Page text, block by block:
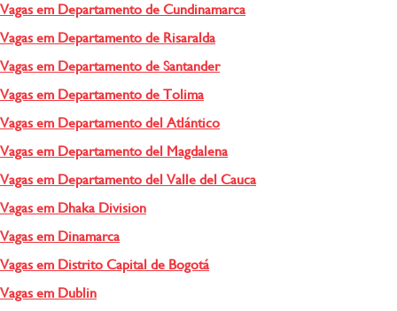
Vagas em Departamento de Cundinamarca
Vagas em Departamento de Risaralda
Vagas em Departamento de Santander
Vagas em Departamento de Tolima
Vagas em Departamento del Atlántico
Vagas em Departamento del Magdalena
Vagas em Departamento del Valle del Cauca
Vagas em Dhaka Division
Vagas em Dinamarca
Vagas em Distrito Capital de Bogotá
Vagas em Dublin